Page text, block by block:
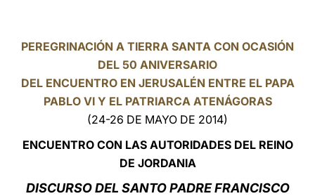
PEREGRINACIÓN A TIERRA SANTA CON OCASIÓN
DEL 50 ANIVERSARIO
DEL ENCUENTRO EN JERUSALÉN ENTRE EL PAPA
PABLO VI Y EL PATRIARCA ATENÁGORAS
(24-26 DE MAYO DE 2014)
ENCUENTRO CON LAS AUTORIDADES DEL REINO
DE JORDANIA
DISCURSO DEL SANTO PADRE FRANCISCO